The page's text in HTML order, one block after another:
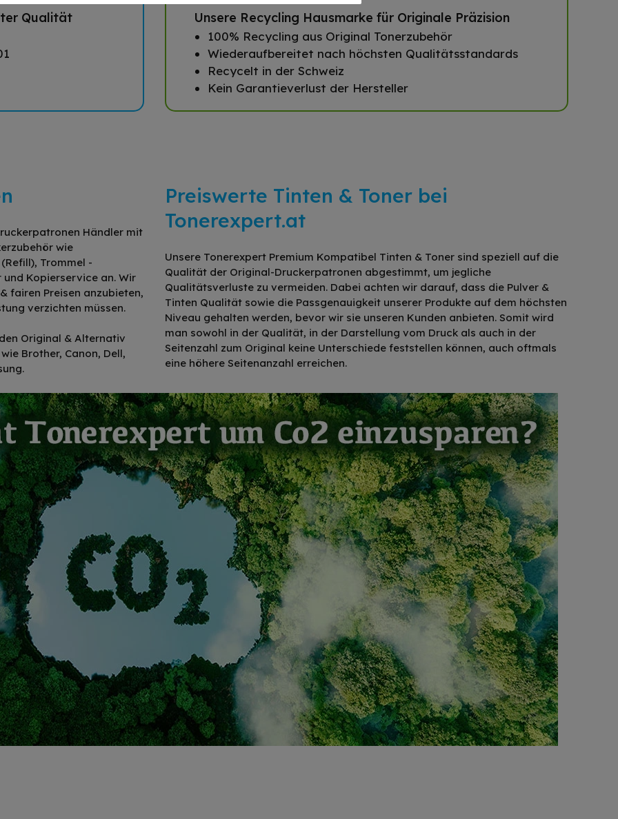
Qualität Unsere Recycling Hausmarke für Originale Präzision
100% Recycling aus Original Tonerzubehör
Wiederaufbereitet nach höchsten Qualitätsstandards
Recycelt in der Schweiz
Kein Garantieverlust der Hersteller
Händler mit
wie
Trommel -
Kopierservice an. Wir
fairen Preisen anzubieten,
verzichten müssen.
Original & Alternativ
Brother, Canon, Dell,
Preiswerte Tinten & Toner bei
Tonerexpert.at
Unsere Tonerexpert Premium Kompatibel Tinten & Toner sind speziell auf die
Qualität der Original-Druckerpatronen abgestimmt, um jegliche
Qualitätsverluste zu vermeiden. Dabei achten wir darauf, dass die Pulver &
Tinten Qualität sowie die Passgenauigkeit unserer Produkte auf dem höchsten
Niveau gehalten werden, bevor wir sie unseren Kunden anbieten. Somit wird
man sowohl in der Qualität, in der Darstellung vom Druck als auch in der
Seitenzahl zum Original keine Unterschiede feststellen können, auch oftmals
eine höhere Seitenanzahl erreichen.